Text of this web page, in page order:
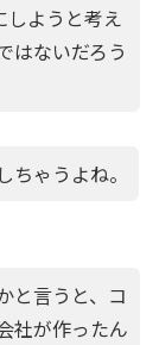
しようと考え
はないだろう
ゃうよね。
と言うと、コ
社が作ったん